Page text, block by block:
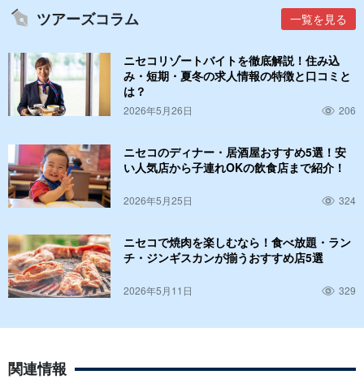
ツアーズコラム 一覧を見る
ニセコリゾートバイトを徹底解説！住み込
み・短期・夏冬の求人情報の特徴と口コミと
は？
2026年5月26日 206
ニセコのディナー・居酒屋おすすめ5選！安
い人気店から子連れOKの飲食店まで紹介！
2026年5月25日 324
ニセコで焼肉を楽しむなら！食べ放題・ラン
チ・ジンギスカンが揃うおすすめ店5選
2026年5月11日 329
関連情報